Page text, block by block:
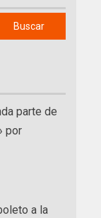
Buscar
parte de
por
a la